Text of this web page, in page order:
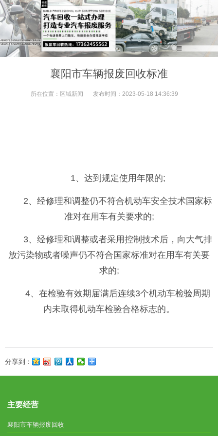
襄阳市车辆报废回收标准
所在位置： 区域新闻 发布时间： 2023-05-18 14:36:39
1、达到规定使用年限的;
2、经修理和调整仍不符合机动车安全技术国家标
准对在用车有关要求的;
3、经修理和调整或者采用控制技术后，向大气排
放污染物或者噪声仍不符合国家标准对在用车有关要
求的;
4、在检验有效期届满后连续3个机动车检验周期
内未取得机动车检验合格标志的。
分享到：
主要经营
襄阳市车辆报废回收